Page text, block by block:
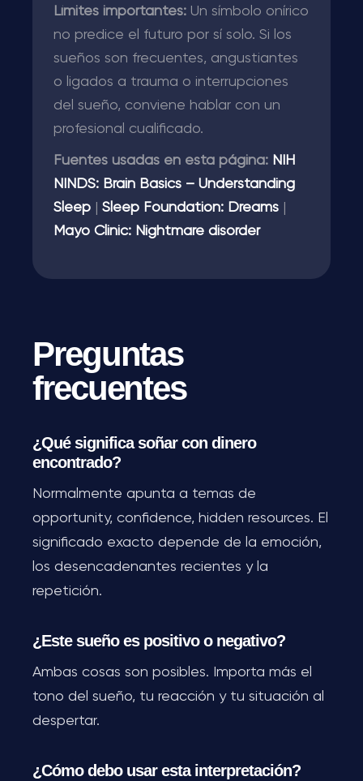
Límites importantes: Un símbolo onírico
no predice el futuro por sí solo. Si los
sueños son frecuentes, angustiantes
o ligados a trauma o interrupciones
del sueño, conviene hablar con un
profesional cualificado.
Fuentes usadas en esta página: NIH
NINDS: Brain Basics – Understanding
Sleep
Sleep Foundation: Dreams
Mayo Clinic: Nightmare disorder
Preguntas
frecuentes
¿Qué significa soñar con dinero
encontrado?
Normalmente apunta a temas de
opportunity, confidence, hidden resources. El
significado exacto depende de la emoción,
los desencadenantes recientes y la
repetición.
¿Este sueño es positivo o negativo?
Ambas cosas son posibles. Importa más el
tono del sueño, tu reacción y tu situación al
despertar.
¿Cómo debo usar esta interpretación?